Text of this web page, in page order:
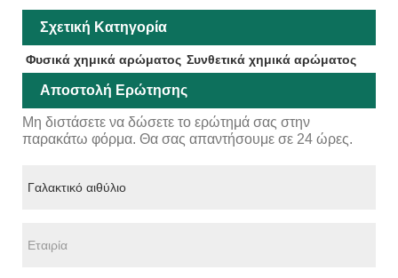
Σχετική Κατηγορία
Φυσικά χημικά αρώματος Συνθετικά χημικά αρώματος
Αποστολή Ερώτησης
Μη διστάσετε να δώσετε το ερώτημά σας στην
παρακάτω φόρμα. Θα σας απαντήσουμε σε 24 ώρες.